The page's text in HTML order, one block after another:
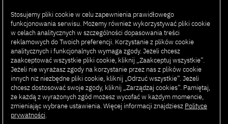
Kontakt
PROGRAM
PRELEGENCI
LOKALIZACJA
REJESTRACJA
PARTNERZY
KONTAKT
FAQ
REGULAMIN
WYDARZENIA
Stosujemy pliki cookie w celu zapewnienia prawidłowego
funkcjonowania serwisu. Możemy również wykorzystywać pliki cookie
w celach analitycznych w szczególności dopasowania treści
reklamowych do Twoich preferencji. Korzystanie z plików cookie
analitycznych i funkcjonalnych wymaga zgody. Jeżeli chcesz
zaakceptować wszystkie pliki cookie, kliknij „Zaakceptuj wszystkie”.
Jeżeli nie wyrażasz zgody na korzystanie przez nas z plików cookie
innych niż niezbędne pliki cookie, kliknij „Odrzuć wszystkie”. Jeżeli
chcesz dostosować swoje zgody, kliknij „Zarządzaj cookies”. Pamiętaj,
że każdą z wyrażonych zgód możesz wycofać w każdym momencie,
zmieniając wybrane ustawienia. Więcej informacji znajdziesz Polityce
prywatności.